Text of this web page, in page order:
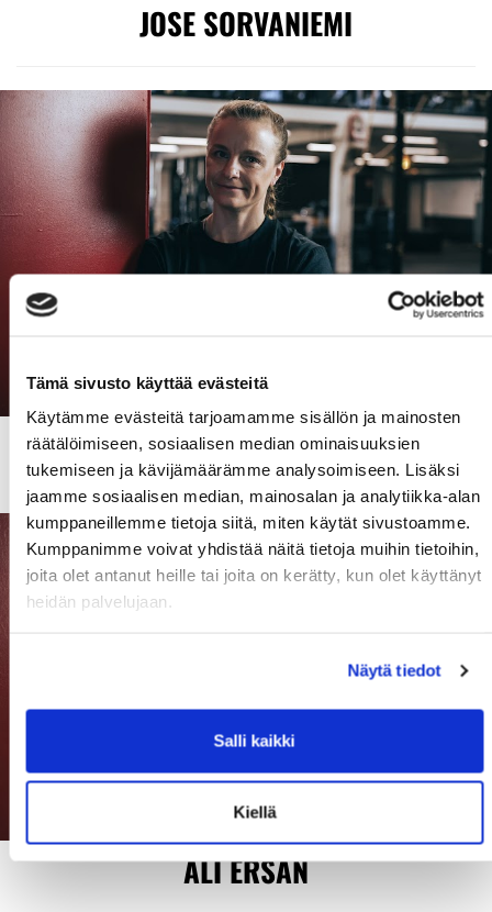
Tämä sivusto käyttää evästeitä
Käytämme evästeitä tarjoamamme sisällön ja mainosten
räätälöimiseen, sosiaalisen median ominaisuuksien
tukemiseen ja kävijämäärämme analysoimiseen. Lisäksi
jaamme sosiaalisen median, mainosalan ja analytiikka-alan
kumppaneillemme tietoja siitä, miten käytät sivustoamme.
Kumppanimme voivat yhdistää näitä tietoja muihin tietoihin,
joita olet antanut heille tai joita on kerätty, kun olet käyttänyt
heidän palvelujaan.
Näytä tiedot
Salli kaikki
Kiellä
JOSE SORVANIEMI
LAURA RAUTALIN
ALI ERSAN